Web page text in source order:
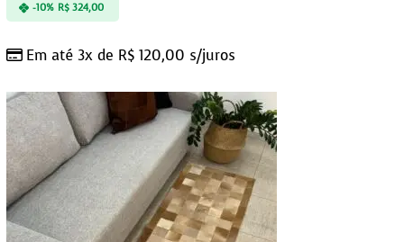
Em até 3x de R$ 120,00 s/juros
-10% R$324,00